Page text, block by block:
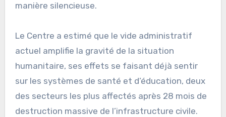
manière silencieuse.
Le Centre a estimé que le vide administratif
actuel amplifie la gravité de la situation
humanitaire, ses effets se faisant déjà sentir
sur les systèmes de santé et d’éducation, deux
des secteurs les plus affectés après 28 mois de
destruction massive de l’infrastructure civile.